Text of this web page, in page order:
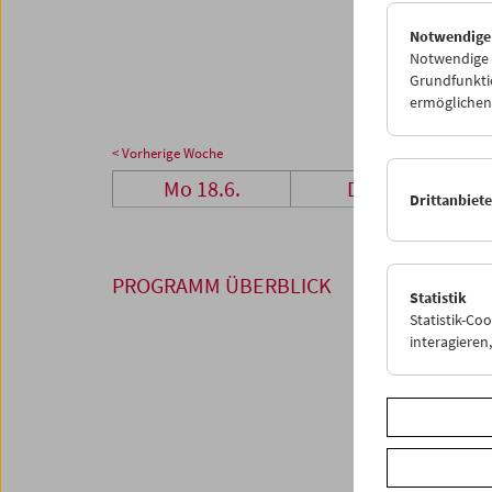
02
< Vorherige Woche
Mo 18.6. Di 19.6.
PROGRAMM ÜBERBLICK
Notwendige
Statistik
Statistik-